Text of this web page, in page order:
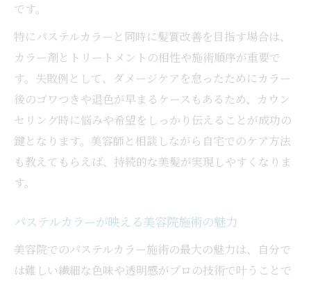
です。
特にパステルカラーと同時に髪質改善を目指す場合は、
カラー剤とトリートメントの相性や施術順序が重要で
す。失敗例として、ダメージケアを怠ったためにカラー
後のゴワつきや退色が早まるケースもあるため、カウン
セリング時に悩みや希望をしっかり伝えることが成功の
鍵となります。美容師と相談しながら自宅でのケア方法
も教えてもらえば、持続的な美髪が実現しやすくなりま
す。
パステルカラーが映える美容院施術の魅力
美容院でのパステルカラー施術の最大の魅力は、自分で
は難しい繊細な色味や透明感がプロの技術で叶うことで